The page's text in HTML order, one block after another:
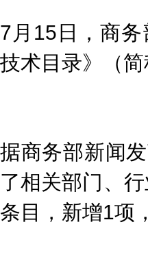
7月15日，商
技术目录》（
据商务部新闻
了相关部门、
条目，新增1项